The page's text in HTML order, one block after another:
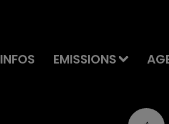
INFOS EMISSIONS